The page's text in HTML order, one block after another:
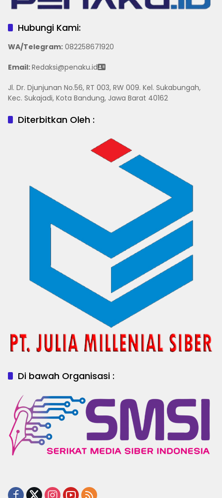
Hubungi Kami:
WA/Telegram: 082258671920
Email:Redaksi@penaku.id
Jl. Dr. Djunjunan No.56, RT 003, RW 009. Kel. Sukabungah,
Kec. Sukajadi, Kota Bandung, Jawa Barat 40162
Diterbitkan Oleh :
Di bawah Organisasi :